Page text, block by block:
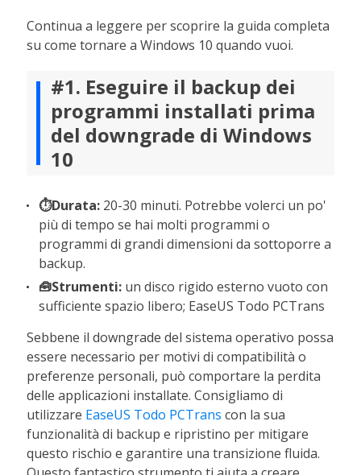
Continua a leggere per scoprire la guida completa
su come tornare a Windows 10 quando vuoi.
#1. Eseguire il backup dei
programmi installati prima
del downgrade di Windows
10
⏱️Durata: 20-30 minuti. Potrebbe volerci un po'
più di tempo se hai molti programmi o
programmi di grandi dimensioni da sottoporre a
backup.
🧰Strumenti: un disco rigido esterno vuoto con
sufficiente spazio libero; EaseUS Todo PCTrans
Sebbene il downgrade del sistema operativo possa
essere necessario per motivi di compatibilità o
preferenze personali, può comportare la perdita
delle applicazioni installate. Consigliamo di
utilizzare EaseUS Todo PCTrans con la sua
funzionalità di backup e ripristino per mitigare
questo rischio e garantire una transizione fluida.